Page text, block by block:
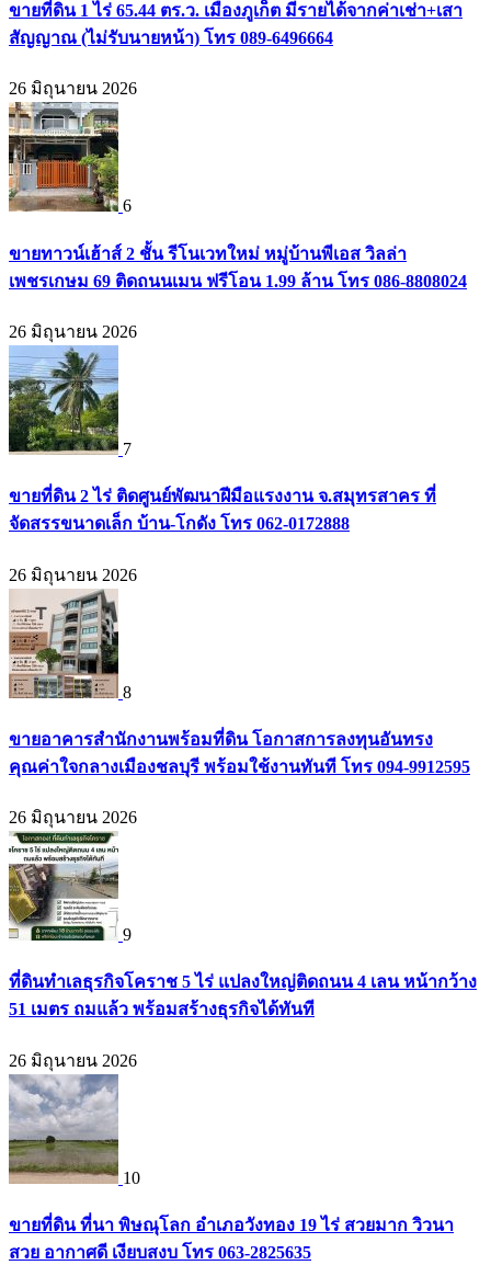
ขายที่ดิน 1 ไร่ 65.44 ตร.ว. เมืองภูเก็ต มีรายได้จากค่าเช่า+เสา
สัญญาณ (ไม่รับนายหน้า) โทร 089-6496664
26 มิถุนายน 2026
6
ขายทาวน์เฮ้าส์ 2 ชั้น รีโนเวทใหม่ หมู่บ้านพีเอส วิลล่า
เพชรเกษม 69 ติดถนนเมน ฟรีโอน 1.99 ล้าน โทร 086-8808024
26 มิถุนายน 2026
7
ขายที่ดิน 2 ไร่ ติดศูนย์พัฒนาฝีมือแรงงาน จ.สมุทรสาคร ที่
จัดสรรขนาดเล็ก บ้าน-โกดัง โทร 062-0172888
26 มิถุนายน 2026
8
ขายอาคารสำนักงานพร้อมที่ดิน โอกาสการลงทุนอันทรง
คุณค่าใจกลางเมืองชลบุรี พร้อมใช้งานทันที โทร 094-9912595
26 มิถุนายน 2026
9
ที่ดินทำเลธุรกิจโคราช 5 ไร่ แปลงใหญ่ติดถนน 4 เลน หน้ากว้าง
51 เมตร ถมแล้ว พร้อมสร้างธุรกิจได้ทันที
26 มิถุนายน 2026
10
ขายที่ดิน ที่นา พิษณุโลก อำเภอวังทอง 19 ไร่ สวยมาก วิวนา
สวย อากาศดี เงียบสงบ โทร 063-2825635